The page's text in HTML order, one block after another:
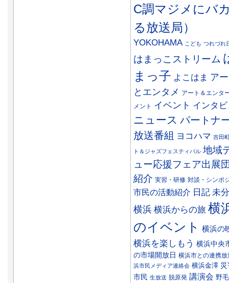
C調マジメにバ
る放送局）
YOKOHAMA こども つれづれ
はまっこストリーム
まっ子 よこはま ア
とエンタメ アート＆エンタ
メント
イベント インタ
ニュース パートナ
放送番組 ヨコハマ 吉田
ト＆ジャズフェスティバル 地域
ュー応援フェア出展
紹介 実習・研修 対談・シンポ
市民の活動紹介 日記 未
横浜 横浜からの旅 横
のイベント
横浜の
横浜を楽しもう 横浜中央
の市場開放日 横浜市との連携放
浜市民メディア連絡会 横浜金澤
市民 生放送 脱原発 講演会 野毛